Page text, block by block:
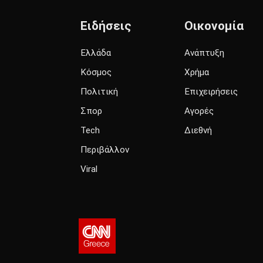
Ειδήσεις
Ελλάδα
Κόσμος
Πολιτική
Σπορ
Tech
Περιβάλλον
Viral
Οικονομία
Ανάπτυξη
Χρήμα
Επιχειρήσεις
Αγορές
Διεθνή